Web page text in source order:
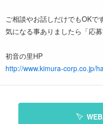
ご相談やお話しだけでもOKで
気になる事ありましたら「応
初音の里HP
http://www.kimura-corp.co.jp/